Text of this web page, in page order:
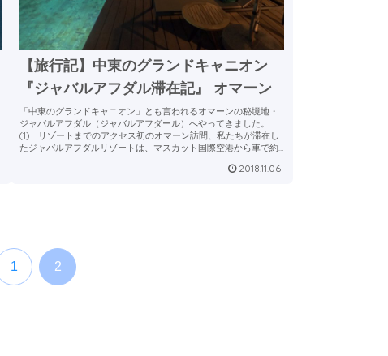
【旅行記】中東のグランドキャニオン
『ジャバルアフダル滞在記』 オマーン
「中東のグランドキャニオン」とも言われるオマーンの秘境地・
ジャバルアフダル（ジャバルアフダール）へやってきました。
(1) リゾートまでのアクセス初のオマーン訪問、私たちが滞在し
たジャバルアフダルリゾートは、マスカット国際空港から車で約
2018.11.06
1 2